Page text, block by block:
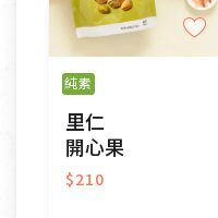
不適用七天鑑賞期商品：
以數位或電磁紀錄形
之商品、以及性質上
CD、VCD、DVD、
接受原片換新。
衣飾鞋類-如T恤，如
美容保養用品、內衣
純素
里仁
開心果
$210